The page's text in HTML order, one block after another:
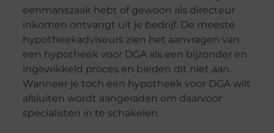
eenmanszaak hebt of gewoon als directeur
inkomen ontvangt uit je bedrijf. De meeste
hypotheekadviseurs zien het aanvragen van
een hypotheek voor DGA als een bijzonder en
ingewikkeld proces en bieden dit niet aan.
Wanneer je toch een hypotheek voor DGA wilt
afsluiten wordt aangeraden om daarvoor
specialisten in te schakelen.